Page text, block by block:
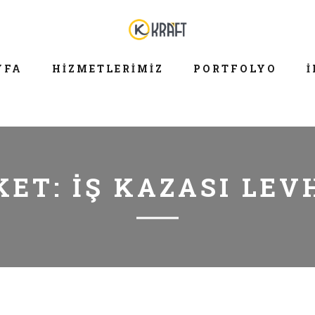
HIZMETLERIMIZ PORTFOLYO
IŞ KAZASI